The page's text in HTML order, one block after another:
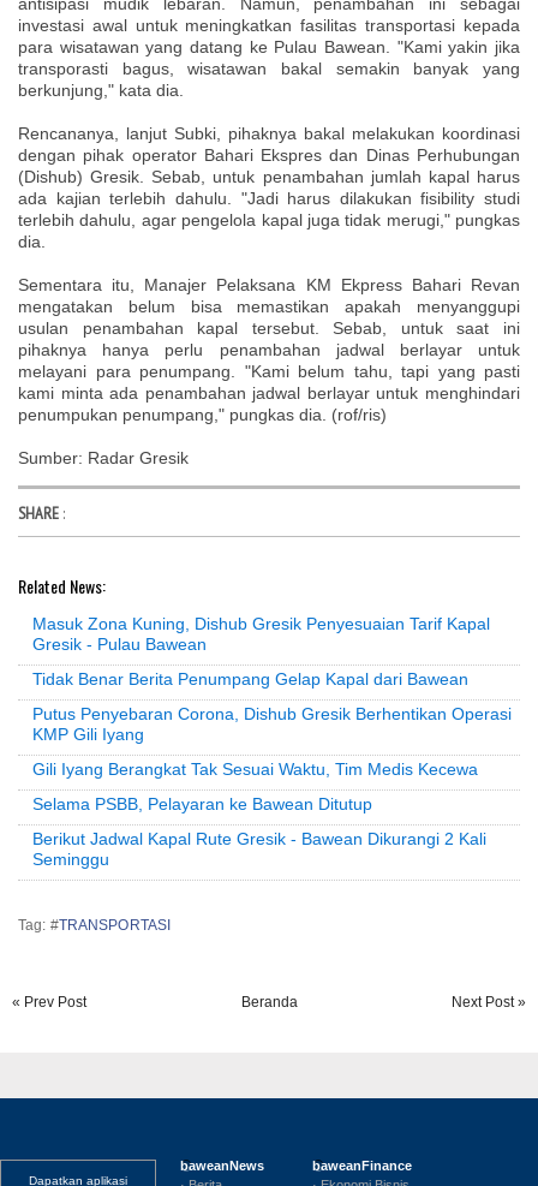
investasi awal untuk meningkatkan fasilitas transportasi kepada
para wisatawan yang datang ke Pulau Bawean. "Kami yakin jika
transporasti bagus, wisatawan bakal semakin banyak yang
berkunjung," kata dia.
Rencananya, lanjut Subki, pihaknya bakal melakukan koordinasi
dengan pihak operator Bahari Ekspres dan Dinas Perhubungan
(Dishub) Gresik. Sebab, untuk penambahan jumlah kapal harus
ada kajian terlebih dahulu. "Jadi harus dilakukan fisibility studi
terlebih dahulu, agar pengelola kapal juga tidak merugi," pungkas
dia.
Sementara itu, Manajer Pelaksana KM Ekpress Bahari Revan
mengatakan belum bisa memastikan apakah menyanggupi
usulan penambahan kapal tersebut. Sebab, untuk saat ini
pihaknya hanya perlu penambahan jadwal berlayar untuk
melayani para penumpang. "Kami belum tahu, tapi yang pasti
kami minta ada penambahan jadwal berlayar untuk menghindari
penumpukan penumpang," pungkas dia. (rof/ris)
Sumber: Radar Gresik
SHARE :
Related News:
Masuk Zona Kuning, Dishub Gresik Penyesuaian Tarif Kapal
Gresik - Pulau Bawean
Tidak Benar Berita Penumpang Gelap Kapal dari Bawean
Putus Penyebaran Corona, Dishub Gresik Berhentikan Operasi
KMP Gili Iyang
Gili Iyang Berangkat Tak Sesuai Waktu, Tim Medis Kecewa
Selama PSBB, Pelayaran ke Bawean Ditutup
Berikut Jadwal Kapal Rute Gresik - Bawean Dikurangi 2 Kali
Seminggu
Tag: #TRANSPORTASI
« Prev Post Next Post »
Beranda
Dapatkan aplikasi
baweanNews
baweanFinance